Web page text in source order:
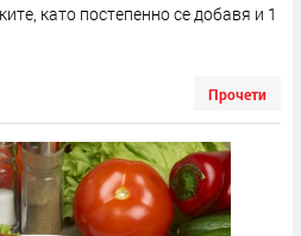
като постепенно се добавя и 1
Прочети